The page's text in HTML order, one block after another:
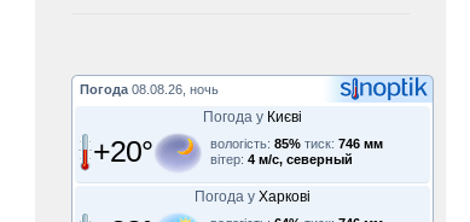
Погода 08.08.26, ночь
Погода у Києві
+20° вологість: 85% тиск: 746 мм
вітер: 4 м/с, северный
Погода у Харкові